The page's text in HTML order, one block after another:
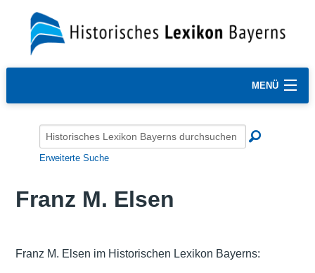
MENÜ
Erweiterte Suche
Franz M. Elsen
Franz M. Elsen im Historischen Lexikon Bayerns: